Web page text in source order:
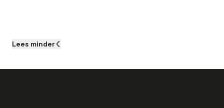
Lees minder